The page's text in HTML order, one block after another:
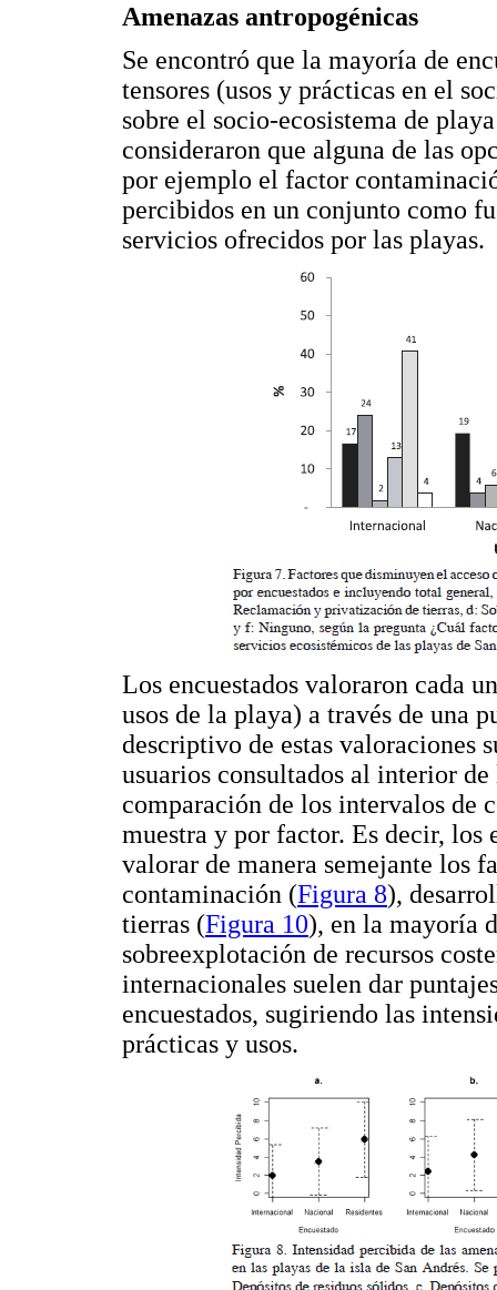
Amenazas antropogénicas
Se encontró que la mayoría de
tensores (usos y prácticas en el
sobre el socio-ecosistema de
consideraron que alguna de las
por ejemplo el factor
percibidos en un conjunto como
servicios ofrecidos por las playas.
Los encuestados valoraron cada
usos de la playa) a través de una
descriptivo de estas valoraciones
usuarios consultados al interior
comparación de los intervalos de
muestra y por factor. Es decir, los
valorar de manera semejante los
contaminación (Figura 8),
tierras (Figura 10), en la mayoría
sobreexplotación de recursos
internacionales suelen dar
encuestados, sugiriendo las
prácticas y usos.